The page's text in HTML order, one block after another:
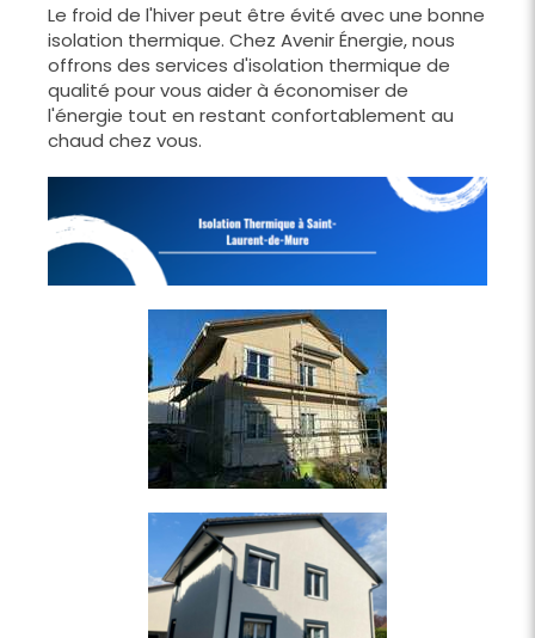
Le froid de l'hiver peut être évité avec une bonne
isolation thermique. Chez Avenir Énergie, nous
offrons des services d'isolation thermique de
qualité pour vous aider à économiser de
l'énergie tout en restant confortablement au
chaud chez vous.